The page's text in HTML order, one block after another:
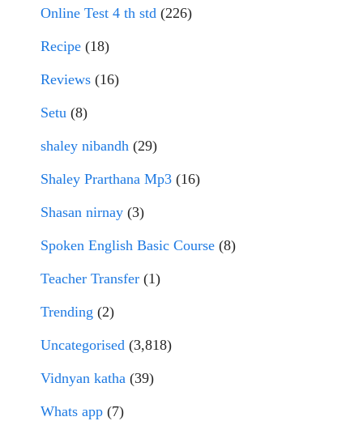
Online Test 4 th std (226)
Recipe (18)
Reviews (16)
Setu (8)
shaley nibandh (29)
Shaley Prarthana Mp3 (16)
Shasan nirnay (3)
Spoken English Basic Course (8)
Teacher Transfer (1)
Trending (2)
Uncategorised (3,818)
Vidnyan katha (39)
Whats app (7)